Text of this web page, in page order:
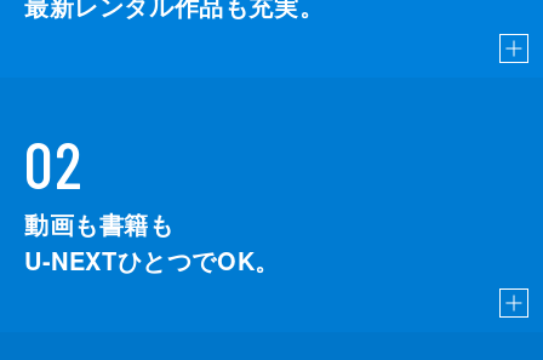
02
動画も書籍も
U-NEXTひとつでOK。